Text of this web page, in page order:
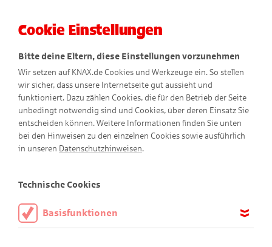
Cookie Einstellungen
Bitte deine Eltern, diese Einstellungen vorzunehmen
Wir setzen auf KNAX.de Cookies und Werkzeuge ein. So stellen
wir sicher, dass unsere Internetseite gut aussieht und
funktioniert. Dazu zählen Cookies, die für den Betrieb der Seite
unbedingt notwendig sind und Cookies, über deren Einsatz Sie
entscheiden können. Weitere Informationen finden Sie unten
bei den Hinweisen zu den einzelnen Cookies sowie ausführlich
in unseren Datenschutzhinweisen.
Technische Cookies
Basisfunktionen